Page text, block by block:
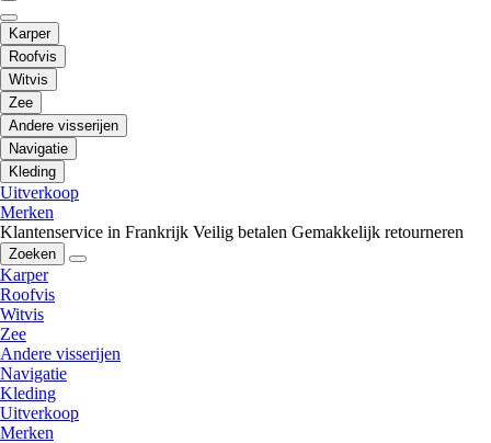
Karper
Roofvis
Witvis
Zee
Andere visserijen
Navigatie
Kleding
Uitverkoop
Merken
Klantenservice in Frankrijk Veilig betalen Gemakkelijk retourneren
Zoeken
Karper
Roofvis
Witvis
Zee
Andere visserijen
Navigatie
Kleding
Uitverkoop
Merken